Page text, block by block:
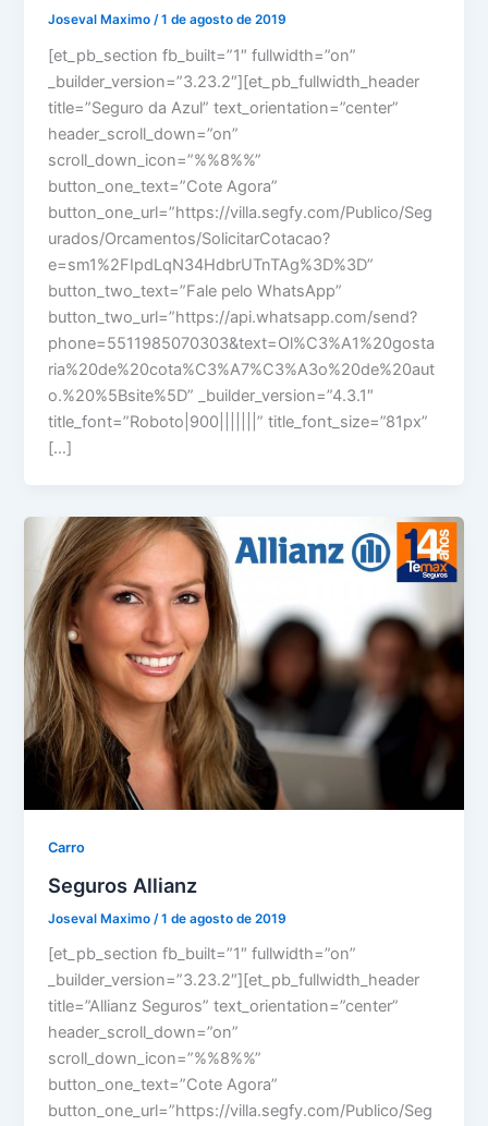
Joseval Maximo/1 de agosto de 2019
[et_pb_section fb_built=”1″ fullwidth=”on”
_builder_version=”3.23.2″][et_pb_fullwidth_header
title=”Seguro da Azul” text_orientation=”center”
header_scroll_down=”on”
scroll_down_icon=”%%8%%”
button_one_text=”Cote Agora”
button_one_url=”https://villa.segfy.com/Publico/Seg
urados/Orcamentos/SolicitarCotacao?
e=sm1%2FIpdLqN34HdbrUTnTAg%3D%3D”
button_two_text=”Fale pelo WhatsApp”
button_two_url=”https://api.whatsapp.com/send?
phone=5511985070303&text=Ol%C3%A1%20gosta
ria%20de%20cota%C3%A7%C3%A3o%20de%20aut
o.%20%5Bsite%5D” _builder_version=”4.3.1″
title_font=”Roboto|900|||||||” title_font_size=”81px”
[…]
Carro
Seguros Allianz
Joseval Maximo /1 de agosto de 2019
[et_pb_section fb_built=”1″ fullwidth=”on”
_builder_version=”3.23.2″][et_pb_fullwidth_header
title=”Allianz Seguros” text_orientation=”center”
header_scroll_down=”on”
scroll_down_icon=”%%8%%”
button_one_text=”Cote Agora”
button_one_url=”https://villa.segfy.com/Publico/Seg